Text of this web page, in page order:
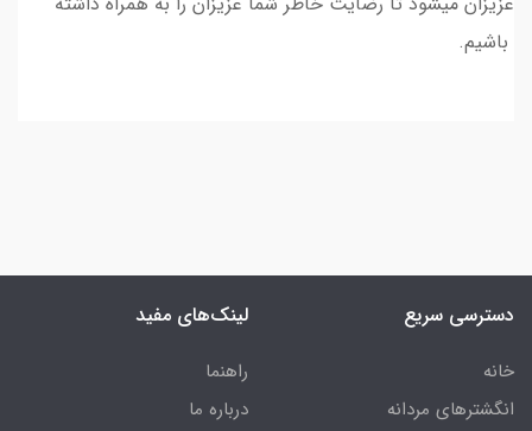
باشیم.
دسترسی سریع
خانه
انگشترهای مردانه
لینک‌های مفید
راهنما
درباره ما